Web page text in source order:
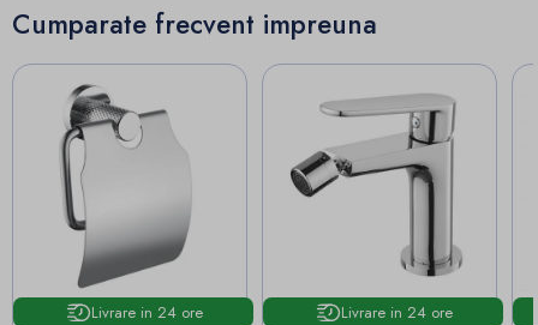
Cumparate frecvent impreuna
Livrare in 24 ore Livrare in 24 ore